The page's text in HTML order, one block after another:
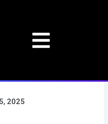
2025